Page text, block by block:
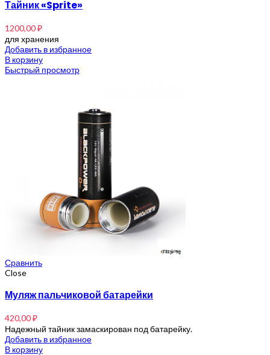
Тайник «Sprite»
1200,00₽
для хранения
Добавить в избранное
В корзину
Быстрый просмотр
Сравнить
Close
Муляж пальчиковой батарейки
420,00₽
Надежный тайник замаскирован под батарейку.
Добавить в избранное
В корзину